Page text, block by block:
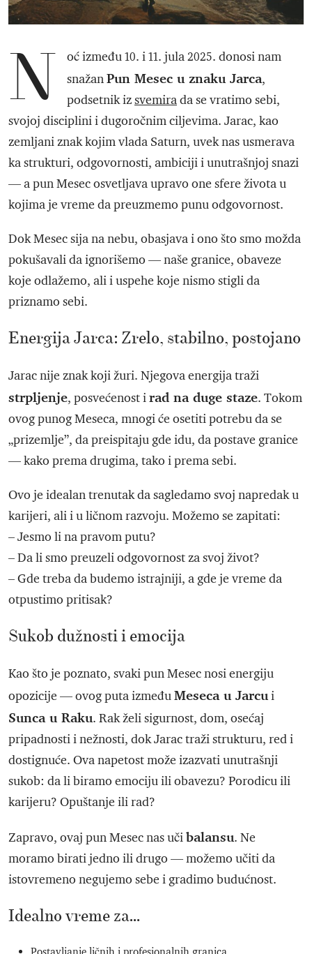
N
oć između 10. i 11. jula 2025. donosi nam
snažanPun Mesec u znaku Jarca,
podsetnik izsvemirada se vratimo sebi,
svojoj disciplini i dugoročnim ciljevima. Jarac, kao
zemljani znak kojim vlada Saturn, uvek nas usmerava
ka strukturi, odgovornosti, ambiciji i unutrašnjoj snazi
— a pun Mesec osvetljava upravo one sfere života u
kojima je vreme da preuzmemo punu odgovornost.
Dok Mesec sija na nebu, obasjava i ono što smo možda
pokušavali da ignorišemo — naše granice, obaveze
koje odlažemo, ali i uspehe koje nismo stigli da
priznamo sebi.
Energija Jarca: Zrelo, stabilno, postojano
Jarac nije znak koji žuri. Njegova energija traži
strpljenje, posvećenost irad na duge staze. Tokom
ovog punog Meseca, mnogi će osetiti potrebu da se
„prizemlje”, da preispitaju gde idu, da postave granice
— kako prema drugima, tako i prema sebi.
Ovo je idealan trenutak da sagledamo svoj napredak u
karijeri, ali i u ličnom razvoju. Možemo se zapitati:
– Jesmo li na pravom putu?
– Da li smo preuzeli odgovornost za svoj život?
– Gde treba da budemo istrajniji, a gde je vreme da
otpustimo pritisak?
Sukob dužnosti i emocija
Kao što je poznato, svaki pun Mesec nosi energiju
opozicije — ovog puta izmeđuMeseca u Jarcu i
Sunca u Raku. Rak želi sigurnost, dom, osećaj
pripadnosti i nežnosti, dok Jarac traži strukturu, red i
dostignuće. Ova napetost može izazvati unutrašnji
sukob: da li biramo emociju ili obavezu? Porodicu ili
karijeru? Opuštanje ili rad?
Zapravo, ovaj pun Mesec nas učibalansu. Ne
moramo birati jedno ili drugo — možemo učiti da
istovremeno negujemo sebe i gradimo budućnost.
Idealno vreme za…